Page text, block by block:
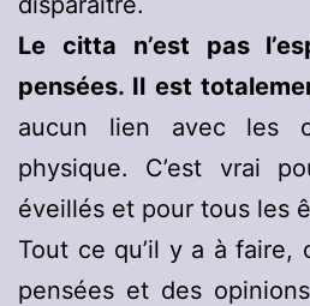
Le citta n’est pas
pensées. Il est
aucun lien avec les
physique. C’est vrai
éveillés et pour tous les
Tout ce qu’il y a à faire,
pensées et des